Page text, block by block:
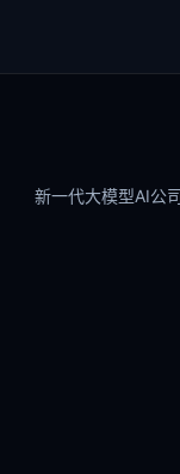
新一代大模型AI公